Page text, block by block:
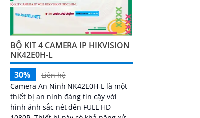
BỘ KIT 4 CAMERA IP HIKVISION
NK42E0H-L
30%
Liên hệ
Camera An Ninh NK42E0H-L là một
thiết bị an ninh đáng tin cậy với
hình ảnh sắc nét đến FULL HD